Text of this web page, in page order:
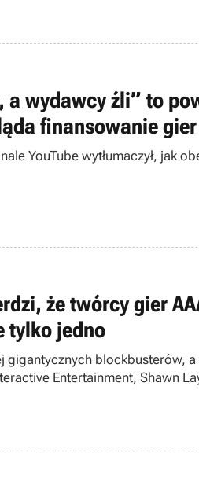
a wydawcy źli” to
finansowanie gier
YouTube wytłumaczył, jak
że twórcy gier
tylko jedno
gigantycznych blockbusterów,
Entertainment, Shawn